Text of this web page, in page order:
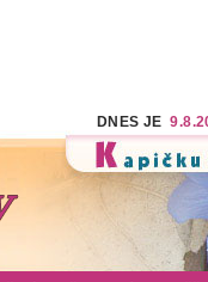
DNES JE